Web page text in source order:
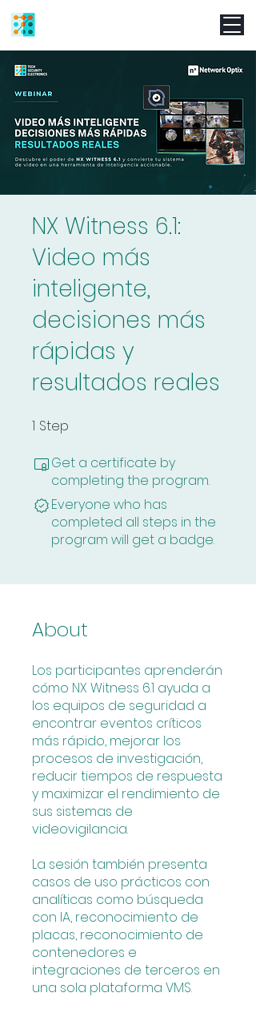
NX Witness 6.1:
Video más
inteligente,
decisiones más
rápidas y
resultados reales
1 Step
Get a certificate by
completing the program.
Everyone who has
completed all steps in the
program will get a badge.
About
Los participantes aprenderán
cómo NX Witness 6.1 ayuda a
los equipos de seguridad a
encontrar eventos críticos
más rápido, mejorar los
procesos de investigación,
reducir tiempos de respuesta
y maximizar el rendimiento de
sus sistemas de
videovigilancia.
La sesión también presenta
casos de uso prácticos con
analíticas como búsqueda
con IA, reconocimiento de
placas, reconocimiento de
contenedores e
integraciones de terceros en
una sola plataforma VMS.